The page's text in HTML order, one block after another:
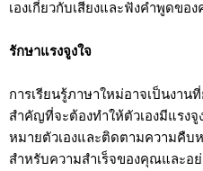
เองเกี่ยวกับเสียงและฟังคำพูดข
รักษาแรงจูงใจ
การเรียนรู้ภาษาใหม่อาจเป็นงาน
สำคัญที่จะต้องทำให้ตัวเองมีแรง
หมายตัวเองและติดตามความคืบ
สำหรับความสำเร็จของคุณและอ